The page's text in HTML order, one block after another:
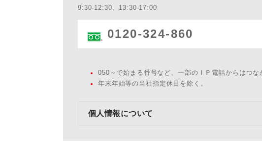
9:30-12:30、13:30-17:00
0120-324-860
050～で始まる番号など、一部のＩＰ電話からはつな
年末年始等の当社指定休日を除く。
個人情報について